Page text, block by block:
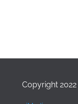
Copyright 2022